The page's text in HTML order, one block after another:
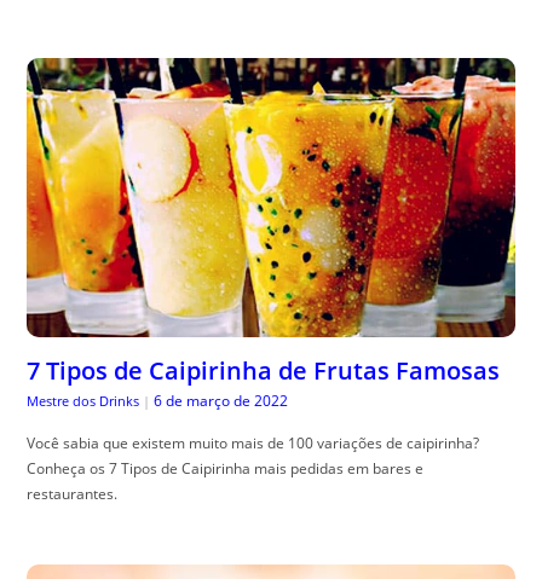
7 Tipos de Caipirinha de Frutas Famosas
Mestre dos Drinks | 6 de março de 2022
Você sabia que existem muito mais de 100 variações de caipirinha?
Conheça os 7 Tipos de Caipirinha mais pedidas em bares e
restaurantes.